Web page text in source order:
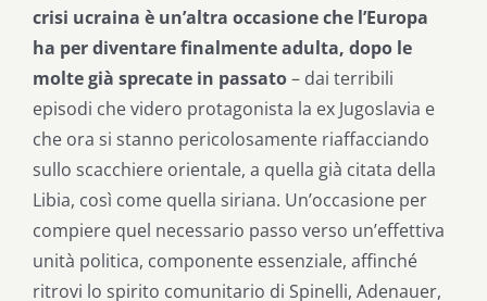
crisi ucraina è un’altra occasione che l’Europa
ha per diventare finalmente adulta, dopo le
molte già sprecate in passato– dai terribili
episodi che videro protagonista la ex Jugoslavia e
che ora si stanno pericolosamente riaffacciando
sullo scacchiere orientale, a quella già citata della
Libia, così come quella siriana. Un’occasione per
compiere quel necessario passo verso un’effettiva
unità politica, componente essenziale, affinché
ritrovi lo spirito comunitario di Spinelli, Adenauer,